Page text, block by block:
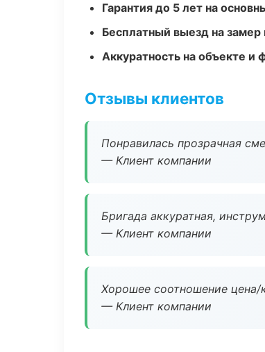
Гарантия до 5 лет на
Бесплатный выезд на
Аккуратность на объекте и
Отзывы клиентов
Понравилась прозрачная
— Клиент компании
Бригада аккуратная,
— Клиент компании
Хорошее соотношение
— Клиент компании